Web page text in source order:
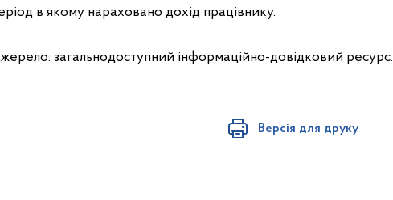
в якому нараховано дохід працівнику.
загальнодоступний інформаційно-довідковий ресурс.
Версія для друку